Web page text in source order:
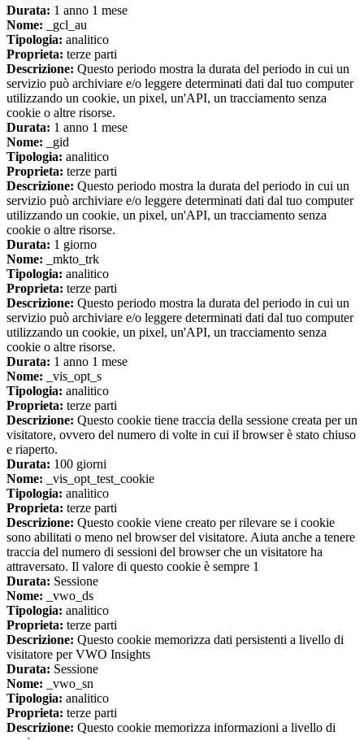
Durata: 1 anno 1 mese
Nome: _gcl_au
Tipologia: analitico
Proprieta: terze parti
Descrizione: Questo periodo mostra la durata del periodo in cui un
servizio può archiviare e/o leggere determinati dati dal tuo computer
utilizzando un cookie, un pixel, un'API, un tracciamento senza
cookie o altre risorse.
Durata: 1 anno 1 mese
Nome: _gid
Tipologia: analitico
Proprieta: terze parti
Descrizione: Questo periodo mostra la durata del periodo in cui un
servizio può archiviare e/o leggere determinati dati dal tuo computer
utilizzando un cookie, un pixel, un'API, un tracciamento senza
cookie o altre risorse.
Durata: 1 giorno
Nome: _mkto_trk
Tipologia: analitico
Proprieta: terze parti
Descrizione: Questo periodo mostra la durata del periodo in cui un
servizio può archiviare e/o leggere determinati dati dal tuo computer
utilizzando un cookie, un pixel, un'API, un tracciamento senza
cookie o altre risorse.
Durata: 1 anno 1 mese
Nome: _vis_opt_s
Tipologia: analitico
Proprieta: terze parti
Descrizione: Questo cookie tiene traccia della sessione creata per un
visitatore, ovvero del numero di volte in cui il browser è stato chiuso
e riaperto.
Durata: 100 giorni
Nome: _vis_opt_test_cookie
Tipologia: analitico
Proprieta: terze parti
Descrizione: Questo cookie viene creato per rilevare se i cookie
sono abilitati o meno nel browser del visitatore. Aiuta anche a tenere
traccia del numero di sessioni del browser che un visitatore ha
attraversato. Il valore di questo cookie è sempre 1
Durata: Sessione
Nome: _vwo_ds
Tipologia: analitico
Proprieta: terze parti
Descrizione: Questo cookie memorizza dati persistenti a livello di
visitatore per VWO Insights
Durata: Sessione
Nome: _vwo_sn
Tipologia: analitico
Proprieta: terze parti
Descrizione: Questo cookie memorizza informazioni a livello di